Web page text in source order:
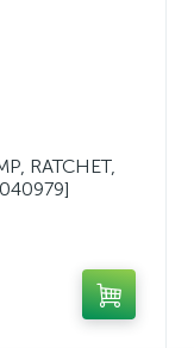
RATCHET,